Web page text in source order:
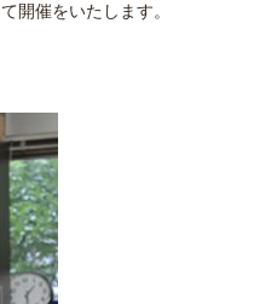
開催をいたします。